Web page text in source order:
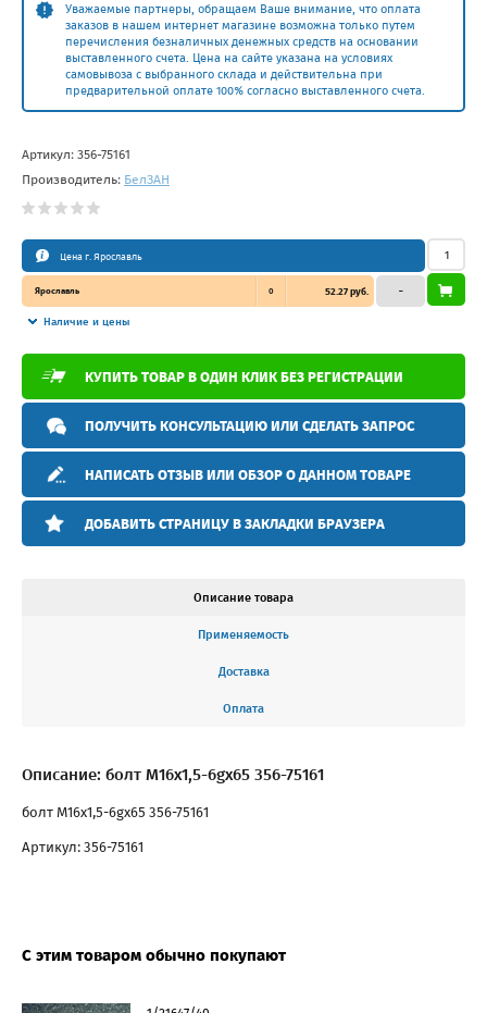
Уважаемые партнеры, обращаем Ваше внимание, что оплата
заказов в нашем интернет магазине возможна только путем
перечисления безналичных денежных средств на основании
выставленного счета. Цена на сайте указана на условиях
самовывоза с выбранного склада и действительна при
предварительной оплате 100% согласно выставленного счета.
Артикул: 356-75161
Производитель: БелЗAН
Цена г. Ярославль
Ярославль 0 52.27 руб.
Наличие и цены
–
КУПИТЬ ТОВАР В ОДИН КЛИК БЕЗ РЕГИСТРАЦИИ
ПОЛУЧИТЬ КОНСУЛЬТАЦИЮ ИЛИ СДЕЛАТЬ ЗАПРОС
НАПИСАТЬ ОТЗЫВ ИЛИ ОБЗОР О ДАННОМ ТОВАРЕ
ДОБАВИТЬ СТРАНИЦУ В ЗАКЛАДКИ БРАУЗЕРА
Описание товара
Применяемость
Доставка
Оплата
Описание: болт М16x1,5-6gх65 356-75161
болт М16x1,5-6gх65 356-75161
Артикул: 356-75161
С этим товаром обычно покупают